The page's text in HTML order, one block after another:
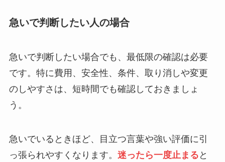
急いで判断したい人の場合
急いで判断したい場合でも、最低限の確認は必要
です。特に費用、安全性、条件、取り消しや変更
のしやすさは、短時間でも確認しておきましょ
う。
急いでいるときほど、目立つ言葉や強い評価に引
っ張られやすくなります。 迷ったら一度止まる と